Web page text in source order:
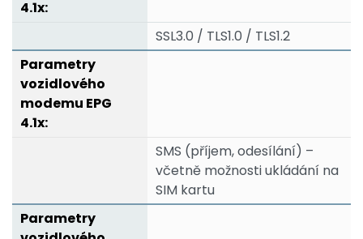
SSL3.0 / TLS1.0 / TLS1.2
SMS (příjem, odesílání) –
včetně možnosti ukládání na
SIM kartu